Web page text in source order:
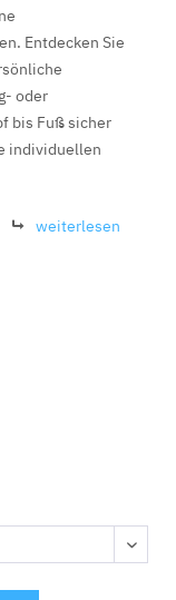
Entdecken Sie
oder
bis Fuß sicher
individuellen
weiterlesen